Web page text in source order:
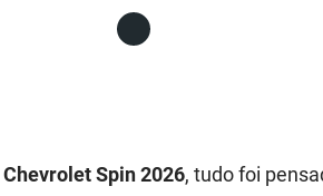
Chevrolet Spin 2026, tudo foi